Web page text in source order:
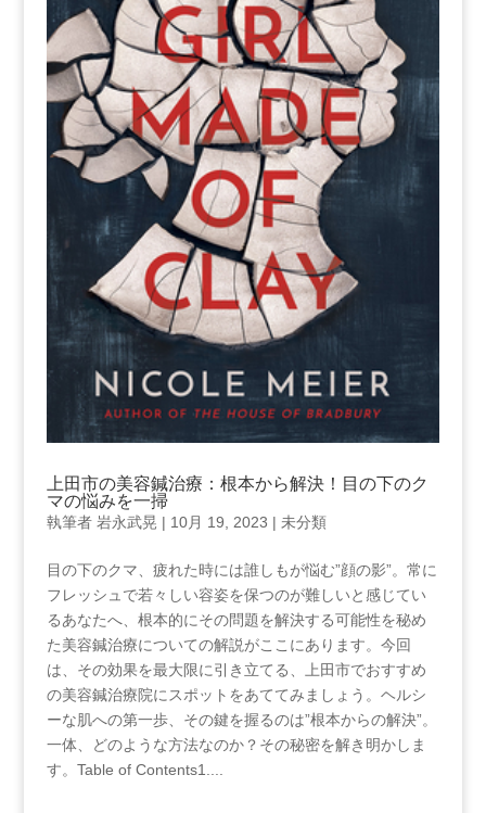
上田市の美容鍼治療：根本から解決！目の下のク
マの悩みを一掃
執筆者 岩永武晃 | 10月 19, 2023 | 未分類
目の下のクマ、疲れた時には誰しもが悩む”顔の影”。常に
フレッシュで若々しい容姿を保つのが難しいと感じてい
るあなたへ、根本的にその問題を解決する可能性を秘め
た美容鍼治療についての解説がここにあります。今回
は、その効果を最大限に引き立てる、上田市でおすすめ
の美容鍼治療院にスポットをあててみましょう。ヘルシ
ーな肌への第一歩、その鍵を握るのは”根本からの解決”。
一体、どのような方法なのか？その秘密を解き明かしま
す。Table of Contents1....